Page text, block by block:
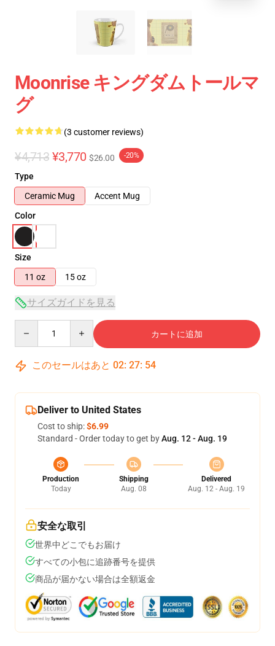
Moonrise キングダムトールマ
グ
(3 customer reviews)
¥4,713 ¥3,770 $26.00 -20%
Type
Ceramic Mug
Accent Mug
Color
Size
11 oz
15 oz
サイズガイドを見る
カートに追加
このセールはあと 02: 27: 54
Deliver to United States
Cost to ship:$6.99
Standard - Order today to get byAug. 12 - Aug. 19
Production
Today
Shipping
Aug. 08
Delivered
Aug. 12 - Aug. 19
安全な取引
世界中どこでもお届け
すべての小包に追跡番号を提供
商品が届かない場合は全額返金